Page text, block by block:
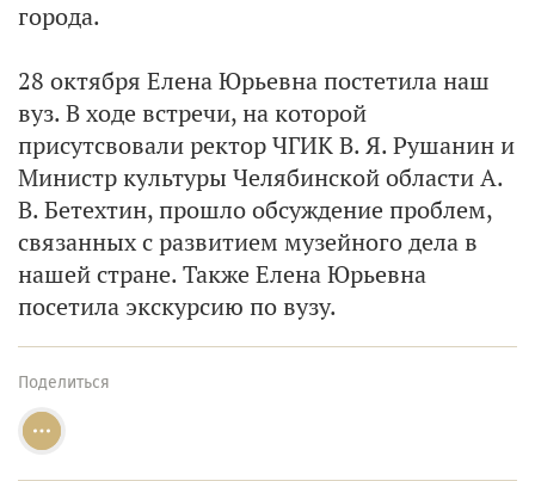
города.
28 октября Елена Юрьевна постетила наш
вуз. В ходе встречи, на которой
присутсвовали ректор ЧГИК В. Я. Рушанин и
Министр культуры Челябинской области А.
В. Бетехтин, прошло обсуждение проблем,
связанных с развитием музейного дела в
нашей стране. Также Елена Юрьевна
посетила экскурсию по вузу.
Поделиться